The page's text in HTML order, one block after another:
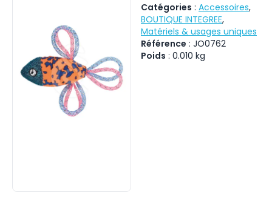
Catégories : Accessoires,
BOUTIQUE INTEGREE,
Matériels & usages uniques
Référence : JO0762
Poids : 0.010 kg